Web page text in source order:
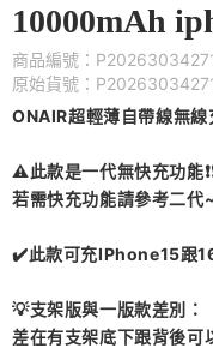
10000mAh
商品編號：
原始貨號：
ONAIR超輕薄自帶線無
⚠️此款是一代無快充功能
若需快充功能請參考二代
✔️此款可充IPhone15跟
💡支架版與一版款差別：
差在有支架底下跟背後可